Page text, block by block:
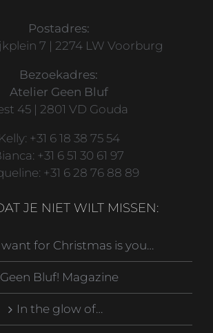
Postadres:
7 | 2274 LW Voorburg
Bezoekadres:
Atelier Geen Bluf
45 | 2801 VD Gouda
Kelly: +31 6 18 38 75 54
+31 6 51 30 61 97
+31 6 28 76 88 89
JE NIET WILT MISSEN:
for Christmas is you…
Geen Bluf! Magazine
In the glow of…